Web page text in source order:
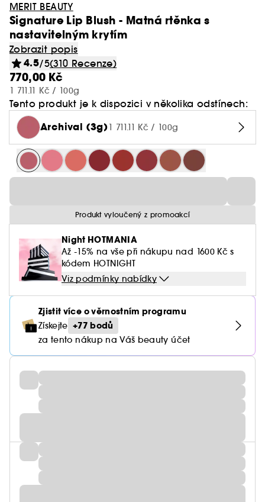
MERIT BEAUTY
Signature Lip Blush - Matná rtěnka s
nastavitelným krytím
Zobrazit popis
4.5/5(310 Recenze)
770,00 Kč
1 711.11 Kč / 100g
Tento produkt je k dispozici v několika odstínech:
Archival (3g)1 711.11 Kč / 100g
Produkt vyloučený z promoakcí
Night HOTMANIA
Až -15% na vše při nákupu nad 1600 Kč s
kódem HOTNIGHT
Viz podmínky nabídky
Zjistit více o věrnostním programu
Získejte +77 bodů
za tento nákup na Váš beauty účet